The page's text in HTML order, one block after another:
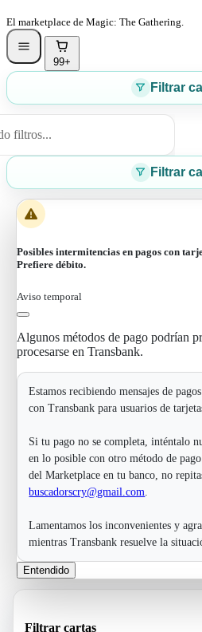
El marketplace de Magic: The Gathering.
99+
Filtrar
filtros...
Filtrar
Posibles intermitencias en pagos con
Prefiere débito.
Aviso temporal
Algunos métodos de pago podrían
procesarse en Transbank.
Estamos recibiendo mensajes de
con Transbank para usuarios de
Si tu pago no se completa, inténtalo
en lo posible con otro método de
del Marketplace en tu banco, no
buscadorscry@gmail.com
Lamentamos los inconvenientes y
mientras Transbank resuelve la
Entendido
Filtrar cartas